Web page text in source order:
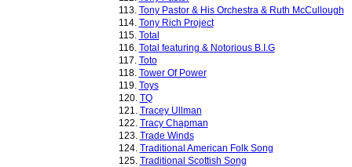
113. Tony Pastor & His Orchestra & Ruth McCullough
114. Tony Rich Project
115. Total
116. Total featuring & Notorious B.I.G
117. Toto
118. Tower Of Power
119. Toys
120. TQ
121. Tracey Ullman
122. Tracy Chapman
123. Trade Winds
124. Traditional American Folk Song
125. Traditional Scottish Song